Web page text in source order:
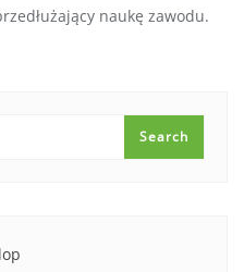
naukę zawodu.